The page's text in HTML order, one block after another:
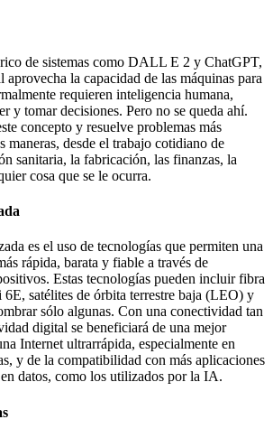
de sistemas como DALL E 2 y ChatGPT,
la capacidad de las máquinas para
requieren inteligencia humana,
y tomar decisiones. Pero no se queda ahí.
concepto y resuelve problemas más
maneras, desde el trabajo cotidiano de
sanitaria, la fabricación, las finanzas, la
cosa que se le ocurra.
es el uso de tecnologías que permiten una
rápida, barata y fiable a través de
Estas tecnologías pueden incluir fibra
satélites de órbita terrestre baja (LEO) y
sólo algunas. Con una conectividad tan
digital se beneficiará de una mejor
Internet ultrarrápida, especialmente en
y de la compatibilidad con más aplicaciones
datos, como los utilizados por la IA.